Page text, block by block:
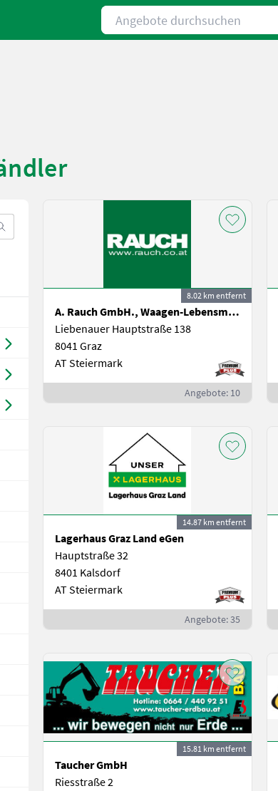
Angebote durchsuchen
8.02 km entfernt
A. Rauch GmbH., Waagen-Lebensmittelmaschinen-Befeuchtungstechnik
Liebenauer Hauptstraße 138
8041 Graz
AT Steiermark
Angebote: 10
14.87 km entfernt
Lagerhaus Graz Land eGen
Hauptstraße 32
8401 Kalsdorf
AT Steiermark
Angebote: 35
15.81 km entfernt
Taucher GmbH
Riesstraße 2